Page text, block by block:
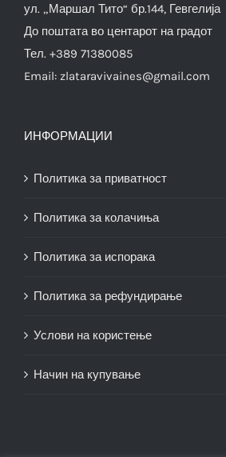
ул. „Маршал Тито“ бр.144, Гевгелија
До поштата во центарот на градот
Тел. +389 71380085
Email: zlataravivaines@gmail.com
ИНФОРМАЦИИ
Политика за приватност
Политика за колачиња
Политика за испорака
Политика за рефундирање
Услови на користење
Начин на купување